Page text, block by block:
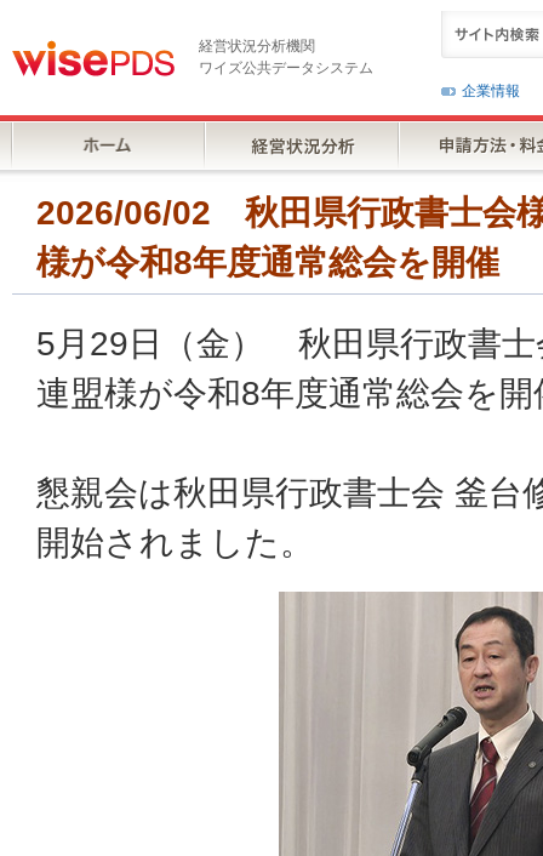
経営状況分析機関
ワイズ公共データシステム
企業情報
2026/06/02 秋田県行政書士会
様が令和8年度通常総会を開催
5月29日（金） 秋田県行政書士
連盟様が令和8年度通常総会を
懇親会は秋田県行政書士会 釜台
開始されました。